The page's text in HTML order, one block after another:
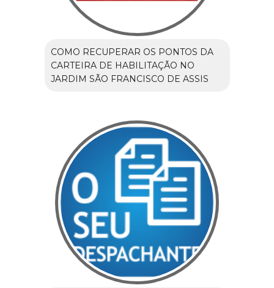
COMO RECUPERAR OS PONTOS DA
CARTEIRA DE HABILITAÇÃO NO
JARDIM SÃO FRANCISCO DE ASSIS